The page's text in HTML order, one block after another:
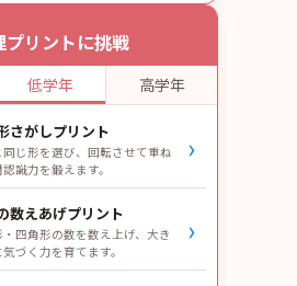
プリントに挑戦
低学年 高学年
さがしプリント
同じ形を選び、回転させて重ね
識力を鍛えます。
›
数えあげプリント
・四角形の数を数え上げ、大き
づく力を育てます。
›